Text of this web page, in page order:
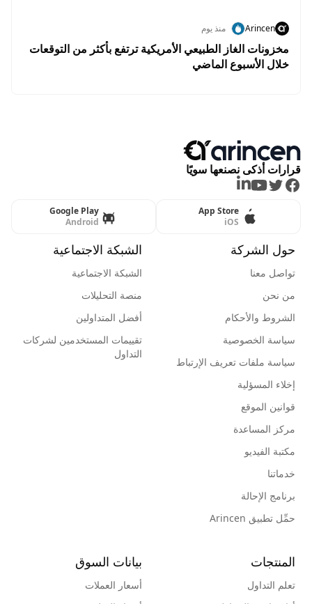
Arincen منذ يوم
مخزونات الغاز الطبيعي الأمريكية ترتفع بأكثر من التوقعات
خلال الأسبوع الماضي
قرارات أذكى نصنعها سويًا
Facebook
Twitter
Youtube
LinkedIn
App Store
iOS
Google Play
Android
حول الشركة
تواصل معنا
من نحن
الشروط والأحكام
سياسة الخصوصية
سياسة ملفات تعريف الإرتباط
إخلاء المسؤلية
قوانين الموقع
مركز المساعدة
مكتبة الفيديو
خدماتنا
برنامج الإحالة
حمِّل تطبيق Arincen
الشبكة الاجتماعية
الشبكة الاجتماعية
منصة التحليلات
أفضل المتداولين
تقييمات المستخدمين لشركات
التداول
المنتجات
تعلم التداول
بيانات السوق
أسعار العملات